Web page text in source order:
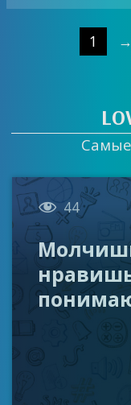
1 →
 44